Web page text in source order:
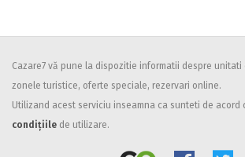
Facilități
Internet wireless
Parcare
Cazare7 vă pune la dispozitie informatii despre
zonele turistice, oferte speciale, rezervari online.
Utilizand acest serviciu inseamna ca sunteti de acord
condițiile de utilizare.